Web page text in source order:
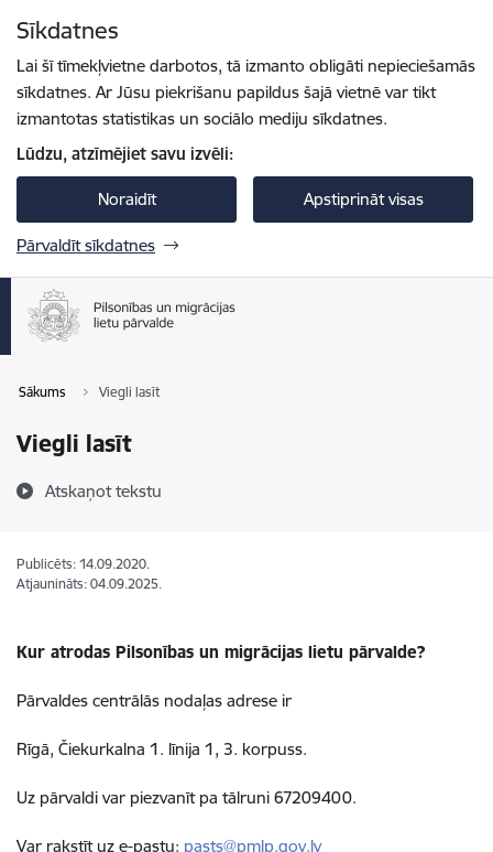
Sīkdatnes
Lai šī tīmekļvietne darbotos, tā izmanto obligāti nepieciešamās
sīkdatnes. Ar Jūsu piekrišanu papildus šajā vietnē var tikt
izmantotas statistikas un sociālo mediju sīkdatnes.
Lūdzu, atzīmējiet savu izvēli:
Noraidīt Apstiprināt visas
Pārvaldīt sīkdatnes
Sākums Viegli lasīt
Viegli lasīt
Atskaņot tekstu
Publicēts: 14.09.2020.
Atjaunināts: 04.09.2025.
Kur atrodas Pilsonības un migrācijas lietu pārvalde?
Pārvaldes centrālās nodaļas adrese ir
Rīgā, Čiekurkalna 1. līnija 1, 3. korpuss.
Uz pārvaldi var piezvanīt pa tālruni 67209400.
Var rakstīt uz e-pastu: pasts@pmlp.gov.lv